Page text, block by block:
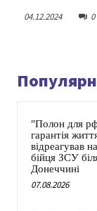
04.12.2024 0
"Полон для
гарантія
відреагував
бійця ЗСУ
Донеччині
07.08.2026